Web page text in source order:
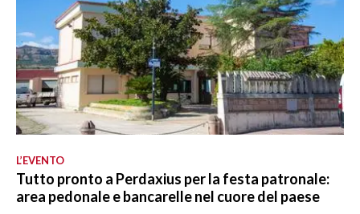
L’EVENTO
Tutto pronto a Perdaxius per la festa patronale:
area pedonale e bancarelle nel cuore del paese